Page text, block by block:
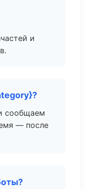
и
сообщаем
— после